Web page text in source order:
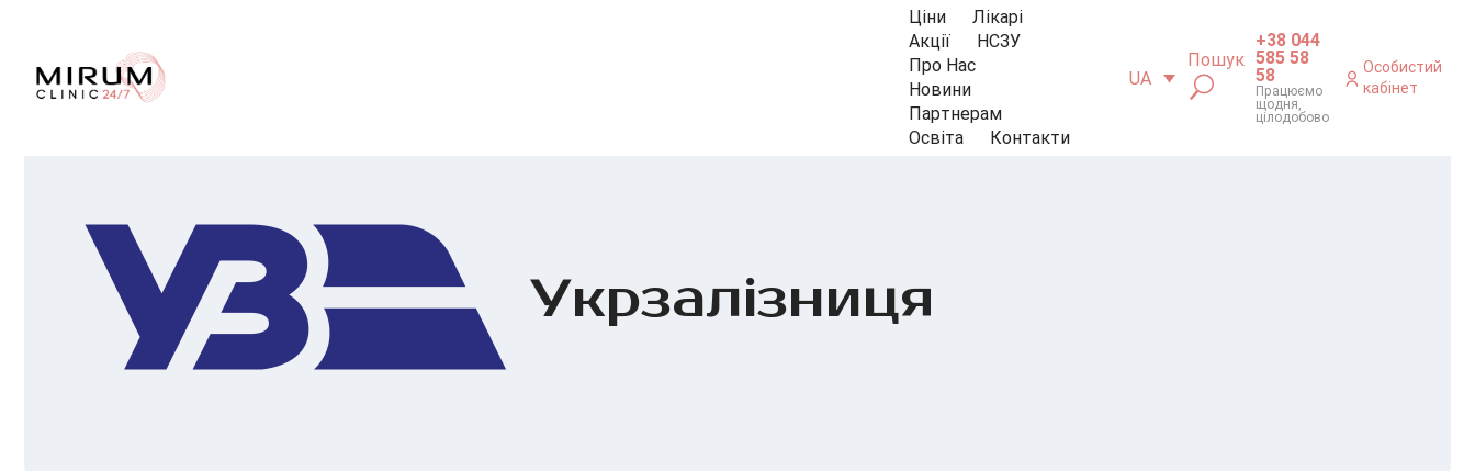
Ціни
Лікарі
Акції
НСЗУ
Про Нас
Новини
Партнерам
Освіта
Контакти
UA
Пошук
+38 044
585 58
58
Працюємо
щодня,
цілодобово
Особистий
кабінет
Укрзалізниця